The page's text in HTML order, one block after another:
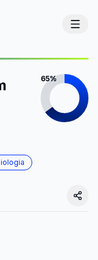
65%